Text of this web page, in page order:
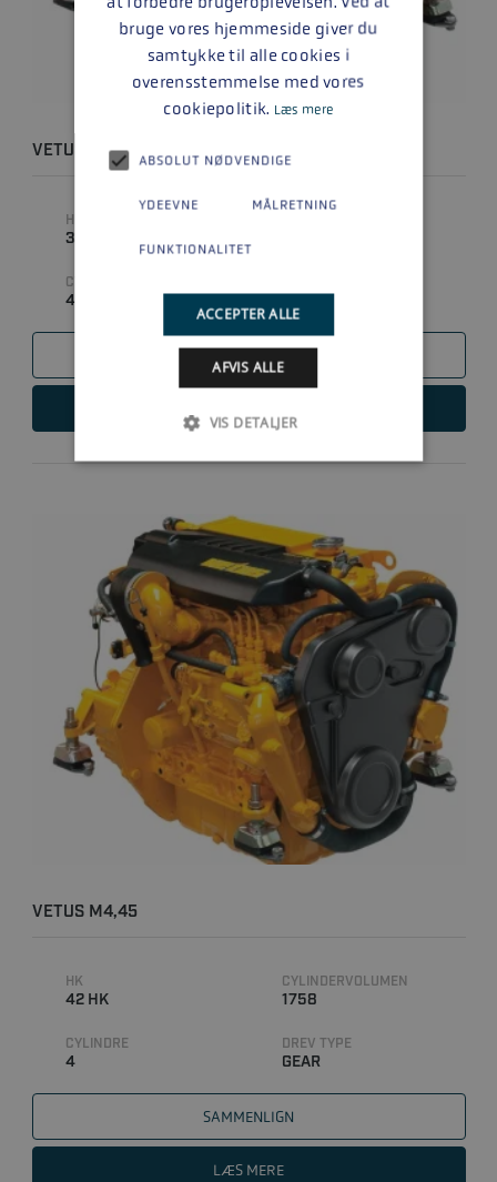
VETUS M4.35
HK
33 HK
CYLINDRE
4 GEAR
SAMMENLIGN
VETUS M4,45
HK
42 HK
CYLINDERVOLUMEN
1758
CYLINDRE
4
DREV TYPE
GEAR
SAMMENLIGN
LÆS MERE
bruge vores hjemmeside giver du
samtykke til alle cookies i
overensstemmelse med vores
cookiepolitik. Læs mere
ABSOLUT NØDVENDIGE
YDEEVNE MÅLRETNING
FUNKTIONALITET
ACCEPTER ALLE
AFVIS ALLE
VIS DETALJER